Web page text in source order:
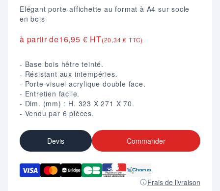
Elégant porte-affichette au format à A4 sur socle
en bois
à partir de16,95 € HT(20,34 € TTC)
- Base bois hêtre teinté.
- Résistant aux intempéries.
- Porte-visuel acrylique double face.
- Entretien facile.
- Dim. (mm) : H. 323 X 271 X 70.
- Vendu par 6 pièces.
Devis Commander
Frais de livraison